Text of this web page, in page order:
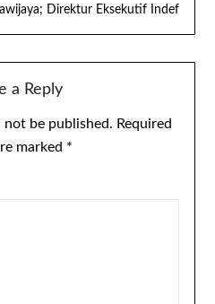
Direktur Eksekutif Indef
a Reply
not be published. Required
marked *